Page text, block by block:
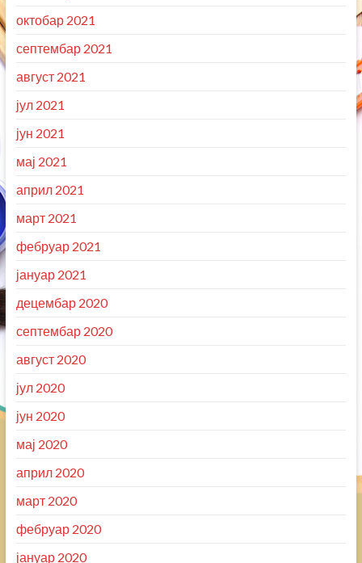
октобар 2021
септембар 2021
август 2021
јул 2021
јун 2021
мај 2021
април 2021
март 2021
фебруар 2021
јануар 2021
децембар 2020
септембар 2020
август 2020
јул 2020
јун 2020
мај 2020
април 2020
март 2020
фебруар 2020
јануар 2020